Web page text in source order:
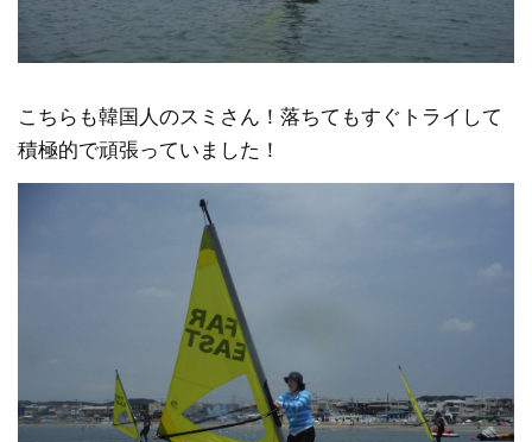
こちらも韓国人のスミさん！落ちてもすぐトライして
積極的で頑張っていました！